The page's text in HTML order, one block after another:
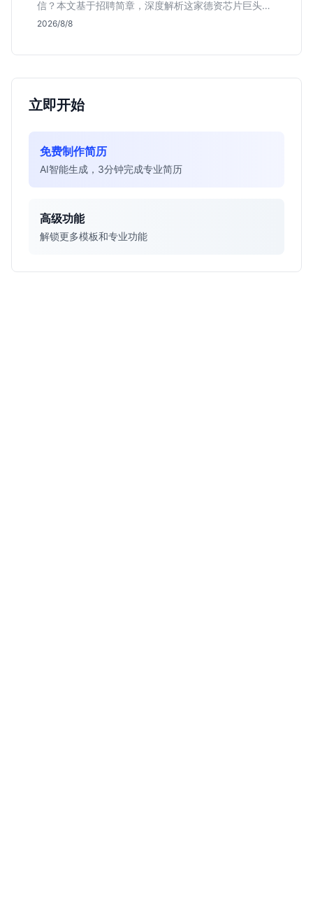
信？本文基于招聘简章，深度解析这家德资芯片巨头的
行业地位、校招真实门槛及投递策略，助你判断是否值
2026/8/8
立即开始
免费制作简历
AI智能生成，3分钟完成专业简历
高级功能
解锁更多模板和专业功能